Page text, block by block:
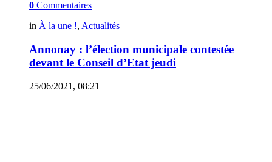
0 Commentaires
in À la une !, Actualités
Annonay : l’élection municipale contestée
devant le Conseil d’Etat jeudi
25/06/2021, 08:21